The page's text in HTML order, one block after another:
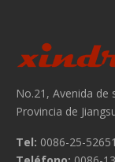
No.21, Avenida
Provincia de
Tel: 0086-25-